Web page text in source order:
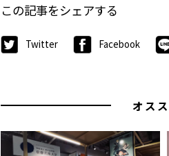
この記事をシェアする
Twitter Facebook
オス